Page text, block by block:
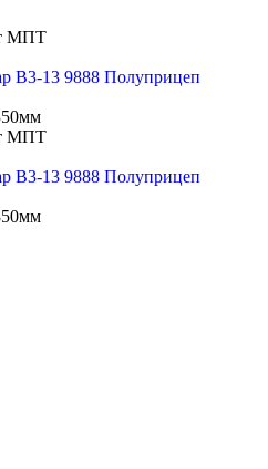
МПТ
Полуприцеп
МПТ
Полуприцеп